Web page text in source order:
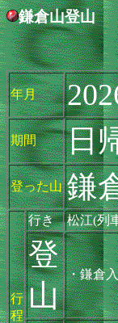
鎌倉山登山
年月
期間 日
登った山 鎌
行
程
行き 松江(列
登
山
・鎌倉